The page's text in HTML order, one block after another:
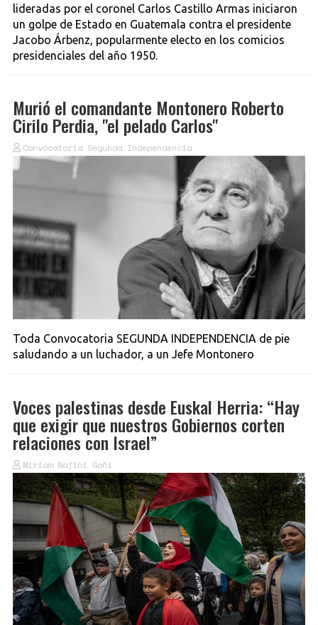
lideradas por el coronel Carlos Castillo Armas iniciaron
un golpe de Estado en Guatemala contra el presidente
Jacobo Árbenz, popularmente electo en los comicios
presidenciales del año 1950.
Murió el comandante Montonero Roberto
Cirilo Perdia, "el pelado Carlos"
Convocatoria Segunda Independencia
Toda Convocatoria SEGUNDA INDEPENDENCIA de pie
saludando a un luchador, a un Jefe Montonero
Voces palestinas desde Euskal Herria: “Hay
que exigir que nuestros Gobiernos corten
relaciones con Israel”
Miriam Najibi Goñi